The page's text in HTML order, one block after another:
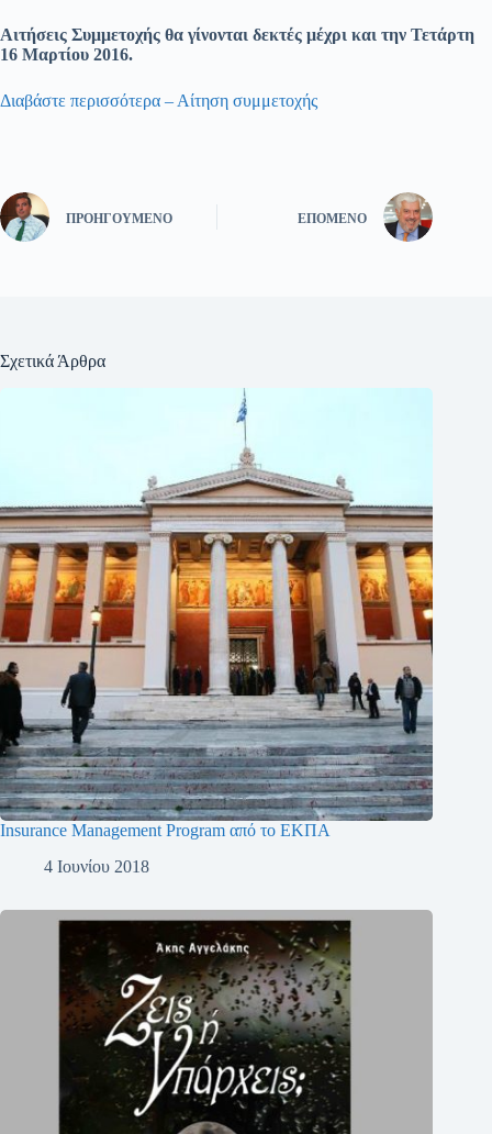
Αιτήσεις Συμμετοχής θα γίνονται δεκτές μέχρι και την Τετάρτη
16 Μαρτίου 2016.
Διαβάστε περισσότερα – Αίτηση συμμετοχής
ΠΡΟΗΓΟΎΜΕΝΟ ΕΠΌΜΕΝΟ
Σχετικά Άρθρα
Insurance Management Program από το ΕΚΠΑ
4 Ιουνίου 2018